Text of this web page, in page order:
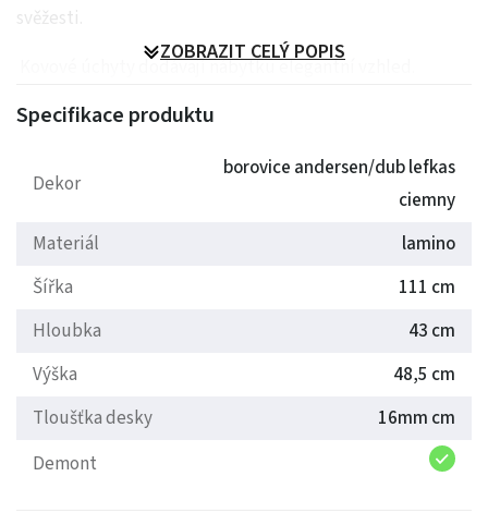
svěžesti.
Kovové úchyty dodávají nábytku elegantní vzhled.
Široká škála jednotlivých dílů, díky kterým si lze vybavit
laminátové dřevotřísky 16mm. Zboží dodáváme v
ložnice, obývacího pokoje, pracovny, předsíně ..
ZOBRAZIT CELÝ POPIS
Specifikace produktu
Dekor
borovice andersen/dub lefkas
ciemny
Materiál
lamino
Šířka
111 cm
Hloubka
43 cm
Výška
48,5 cm
Tloušťka desky
16mm cm
Demont